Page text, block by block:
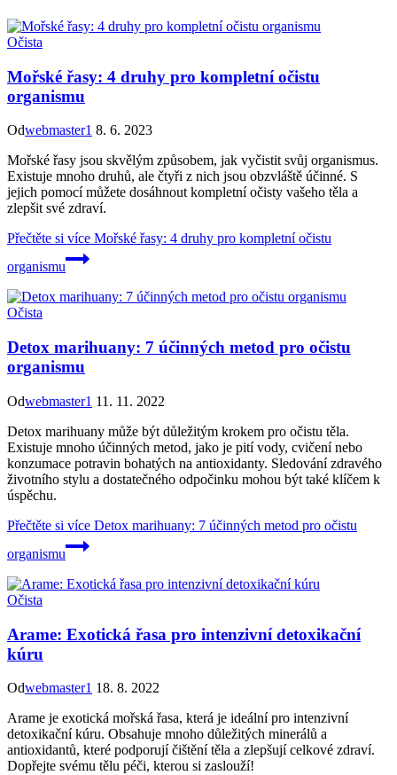
Očista
Mořské řasy: 4 druhy pro kompletní očistu
organismu
Odwebmaster1 8. 6. 2023
Mořské řasy jsou skvělým způsobem, jak vyčistit svůj organismus.
Existuje mnoho druhů, ale čtyři z nich jsou obzvláště účinné. S
jejich pomocí můžete dosáhnout kompletní očisty vašeho těla a
zlepšit své zdraví.
Přečtěte si více Mořské řasy: 4 druhy pro kompletní očistu
organismu
Očista
Detox marihuany: 7 účinných metod pro očistu
organismu
Odwebmaster1 11. 11. 2022
Detox marihuany může být důležitým krokem pro očistu těla.
Existuje mnoho účinných metod, jako je pití vody, cvičení nebo
konzumace potravin bohatých na antioxidanty. Sledování zdravého
životního stylu a dostatečného odpočinku mohou být také klíčem k
úspěchu.
Přečtěte si více Detox marihuany: 7 účinných metod pro očistu
organismu
Očista
Arame: Exotická řasa pro intenzivní detoxikační
kúru
Odwebmaster1 18. 8. 2022
Arame je exotická mořská řasa, která je ideální pro intenzivní
detoxikační kúru. Obsahuje mnoho důležitých minerálů a
antioxidantů, které podporují čištění těla a zlepšují celkové zdraví.
Dopřejte svému tělu péči, kterou si zaslouží!